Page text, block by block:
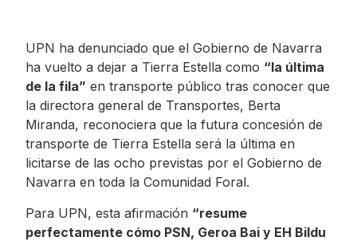
UPN ha denunciado que el Gobierno de Navarra
ha vuelto a dejar a Tierra Estella como “la última
de la fila” en transporte público tras conocer que
la directora general de Transportes, Berta
Miranda, reconociera que la futura concesión de
transporte de Tierra Estella será la última en
licitarse de las ocho previstas por el Gobierno de
Navarra en toda la Comunidad Foral.
Para UPN, esta afirmación “resume
perfectamente cómo PSN, Geroa Bai y EH Bildu